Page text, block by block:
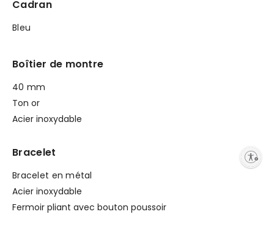
Cadran
Bleu
Boîtier de montre
40 mm
Ton or
Acier inoxydable
Bracelet
Bracelet en métal
Acier inoxydable
Fermoir pliant avec bouton poussoir